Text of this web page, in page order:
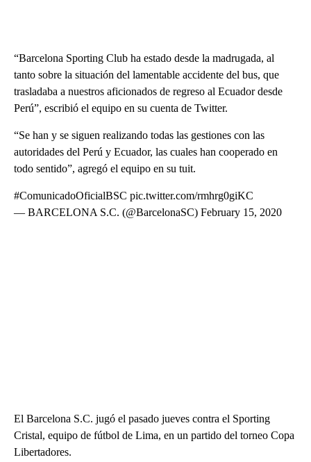
“Barcelona Sporting Club ha estado desde la madrugada, al
tanto sobre la situación del lamentable accidente del bus, que
trasladaba a nuestros aficionados de regreso al Ecuador desde
Perú”, escribió el equipo en su cuenta de Twitter.
“Se han y se siguen realizando todas las gestiones con las
autoridades del Perú y Ecuador, las cuales han cooperado en
todo sentido”, agregó el equipo en su tuit.
#ComunicadoOficialBSC pic.twitter.com/rmhrg0giKC
— BARCELONA S.C. (@BarcelonaSC) February 15, 2020
El Barcelona S.C. jugó el pasado jueves contra el Sporting
Cristal, equipo de fútbol de Lima, en un partido del torneo Copa
Libertadores.